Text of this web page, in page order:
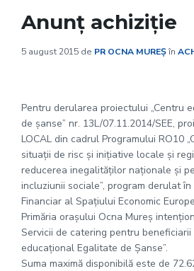
Anunț achiziție
5 august 2015 de PR OCNA MUREȘîn
Pentru derularea proiectului „Centru
de şanse” nr. 13L/07.11.2014/SEE,
LOCAL din cadrul Programului RO10
situaţii de risc şi iniţiative locale şi
reducerea inegalităţilor naţionale şi
incluziunii sociale”, program derulat
Financiar al Spaţiului Economic
Primăria oraşului Ocna Mureş
Servicii de catering pentru
educaţional Egalitate de Şanse”.
Suma maximă disponibilă este de